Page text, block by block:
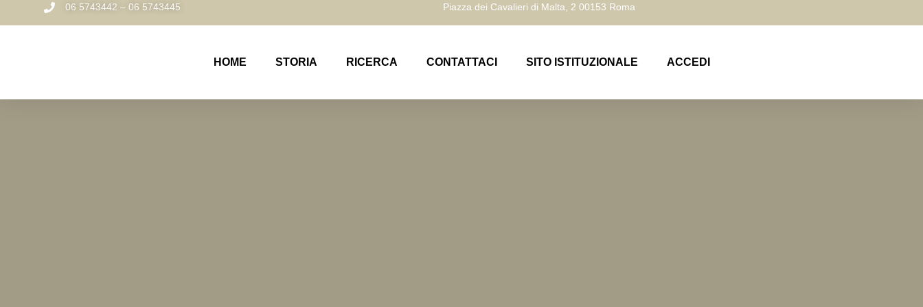
06 5743442 – 06 5743445 Piazza dei Cavalieri di Malta, 2 00153 Roma
HOME STORIA RICERCA CONTATTACI SITO ISTITUZIONALE ACCEDI